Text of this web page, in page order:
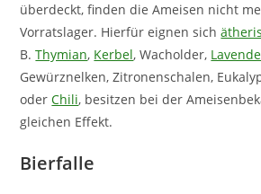
überdeckt, finden die Ameisen nicht
Vorratslager. Hierfür eignen sich
B.Thymian, Kerbel, Wacholder,
Gewürznelken, Zitronenschalen,
oderChili, besitzen bei der
gleichen Effekt.
Bierfalle